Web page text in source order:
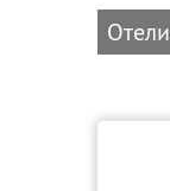
Отели